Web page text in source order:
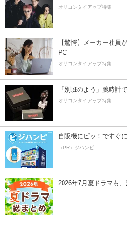
オリコンタイアップ特集
【驚愕】メーカー社員
PC
オリコンタイアップ特集
「別班のよう」腕時計
オリコンタイアップ特集
自販機にピッ！ですぐ
（PR）ジハンピ
2026年7月夏ドラマも